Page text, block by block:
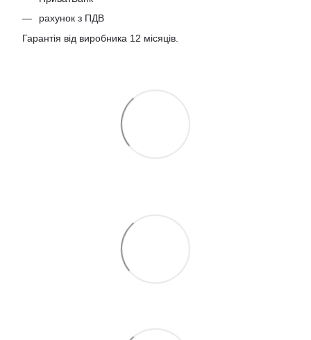
рахунок з ПДВ
Гарантія від виробника 12 місяців.